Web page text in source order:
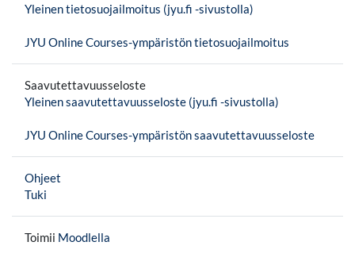
Yleinen tietosuojailmoitus (jyu.fi -sivustolla)
JYU Online Courses-ympäristön tietosuojailmoitus
Saavutettavuusseloste
Yleinen saavutettavuusseloste (jyu.fi -sivustolla)
JYU Online Courses-ympäristön saavutettavuusseloste
Ohjeet
Tuki
Toimii Moodlella